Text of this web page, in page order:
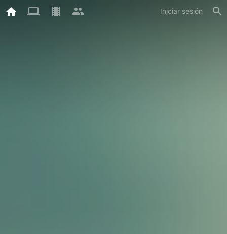
Iniciar sesión